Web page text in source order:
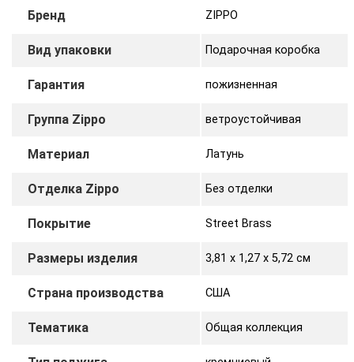
Бренд ZIPPO
Вид упаковки Подарочная коробка
Гарантия пожизненная
Группа Zippo ветроустойчивая
Материал Латунь
Отделка Zippo Без отделки
Покрытие Street Brass
Размеры изделия 3,81 х 1,27 x 5,72 cм
Страна производства США
Тематика Общая коллекция